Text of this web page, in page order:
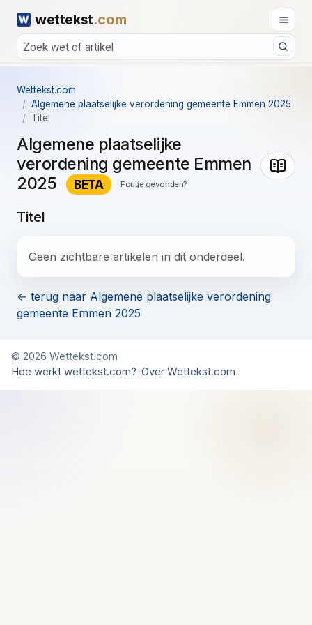
wettekst.com
Wettekst.com
Algemene plaatselijke verordening gemeente Emmen 2025
Titel
Algemene plaatselijke
verordening gemeente Emmen
2025
BETA Foutje gevonden?
Titel
Geen zichtbare artikelen in dit onderdeel.
← terug naar Algemene plaatselijke verordening
gemeente Emmen 2025
© 2026 Wettekst.com
Hoe werkt wettekst.com? ·Over Wettekst.com